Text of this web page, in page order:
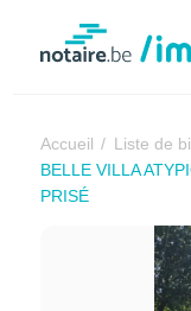
Notaire.be
Accueil
Liste de
BELLE VILLA
PRISÉ